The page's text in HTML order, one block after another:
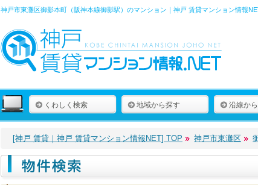
神戸市東灘区御影本町（阪神本線御影駅）のマンション｜神戸 賃貸マンション情報
くわしく検索 地域から探す 沿線か
[神戸 賃貸｜神戸 賃貸マンション情報NET] TOP 神戸市東灘区